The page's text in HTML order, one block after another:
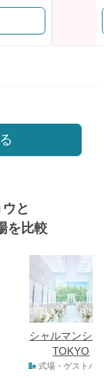
と
を比較
シャルマンシ
TOKYO
式場・ゲストハ